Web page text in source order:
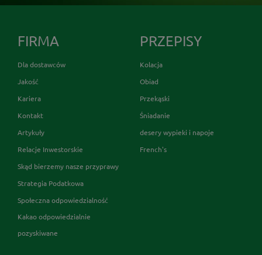
FIRMA
Dla dostawców
Jakość
Kariera
Kontakt
Artykuły
Relacje Inwestorskie
Skąd bierzemy nasze przyprawy
Strategia Podatkowa
Społeczna odpowiedzialność
Kakao odpowiedzialnie
pozyskiwane
PRZEPISY
Kolacja
Obiad
Przekąski
Śniadanie
desery wypieki i napoje
French's